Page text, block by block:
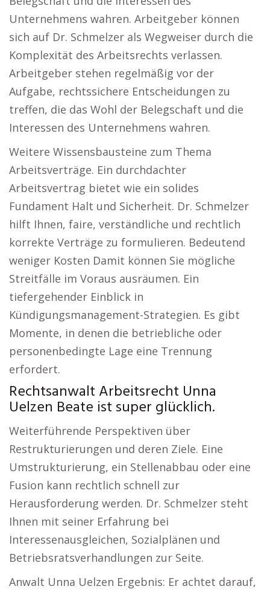
Unternehmens wahren. Arbeitgeber können
sich auf Dr. Schmelzer als Wegweiser durch die
Komplexität des Arbeitsrechts verlassen.
Arbeitgeber stehen regelmäßig vor der
Aufgabe, rechtssichere Entscheidungen zu
treffen, die das Wohl der Belegschaft und die
Interessen des Unternehmens wahren.
Weitere Wissensbausteine zum Thema
Arbeitsverträge. Ein durchdachter
Arbeitsvertrag bietet wie ein solides
Fundament Halt und Sicherheit. Dr. Schmelzer
hilft Ihnen, faire, verständliche und rechtlich
korrekte Verträge zu formulieren. Bedeutend
weniger Kosten Damit können Sie mögliche
Streitfälle im Voraus ausräumen. Ein
tiefergehender Einblick in
Kündigungsmanagement-Strategien. Es gibt
Momente, in denen die betriebliche oder
personenbedingte Lage eine Trennung
erfordert.
Rechtsanwalt Arbeitsrecht Unna
Uelzen Beate ist super glücklich.
Weiterführende Perspektiven über
Restrukturierungen und deren Ziele. Eine
Umstrukturierung, ein Stellenabbau oder eine
Fusion kann rechtlich schnell zur
Herausforderung werden. Dr. Schmelzer steht
Ihnen mit seiner Erfahrung bei
Interessenausgleichen, Sozialplänen und
Betriebsratsverhandlungen zur Seite.
Anwalt Unna Uelzen Ergebnis: Er achtet darauf,